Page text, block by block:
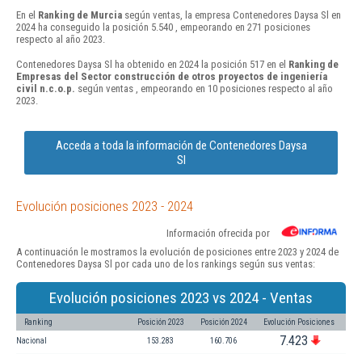
En el Ranking de Murcia según ventas, la empresa Contenedores Daysa Sl en
2024 ha conseguido la posición 5.540 , empeorando en 271 posiciones
respecto al año 2023.
Contenedores Daysa Sl ha obtenido en 2024 la posición 517 en el Ranking de
Empresas del Sector construcción de otros proyectos de ingeniería
civil n.c.o.p. según ventas , empeorando en 10 posiciones respecto al año
2023.
Acceda a toda la información de Contenedores Daysa
Sl
Evolución posiciones 2023 - 2024
Información ofrecida por
A continuación le mostramos la evolución de posiciones entre 2023 y 2024 de
Contenedores Daysa Sl por cada uno de los rankings según sus ventas:
Evolución posiciones 2023 vs 2024 - Ventas
Ranking Posición 2023 Posición 2024 Evolución Posiciones
Nacional 153.283 160.706 7.423